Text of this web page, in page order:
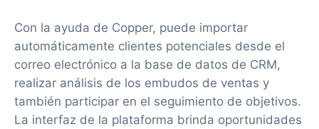
Con la ayuda de Copper, puede importar
automáticamente clientes potenciales desde el
correo electrónico a la base de datos de CRM,
realizar análisis de los embudos de ventas y
también participar en el seguimiento de objetivos.
La interfaz de la plataforma brinda oportunidades